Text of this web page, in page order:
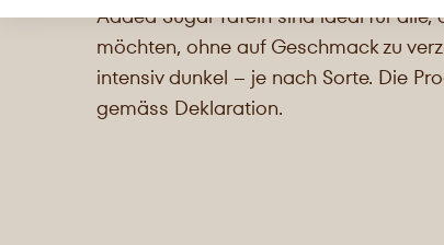
Added Sugar Tafeln sind ideal für alle,
möchten, ohne auf Geschmack zu
intensiv dunkel – je nach Sorte. Die
gemäss Deklaration.